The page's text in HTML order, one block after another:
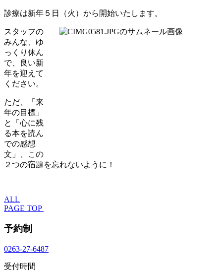
診療は新年５日（火）から開始いたします。
スタッフの
みんな、ゆ
っくり休ん
で、良い新
年を迎えて
ください。
ただ、「来
年の目標」
と「心に残
る本を読ん
での感想
文」、この
２つの宿題を忘れないように！
ALL
PAGE TOP
予約制
0263-27-6487
受付時間